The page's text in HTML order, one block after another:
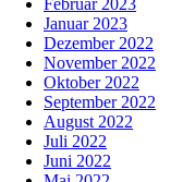
Februar 2023
Januar 2023
Dezember 2022
November 2022
Oktober 2022
September 2022
August 2022
Juli 2022
Juni 2022